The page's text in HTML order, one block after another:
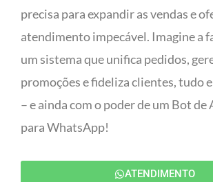
precisa para expandir as vendas e
atendimento impecável. Imagine a
um sistema que unifica pedidos,
promoções e fideliza clientes, tudo
– e ainda com o poder de um Bot
para WhatsApp!
ATENDIMENTO